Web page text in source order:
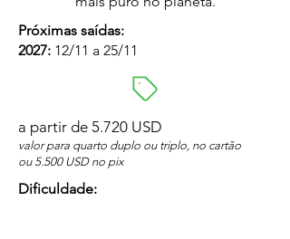
Próximas saídas:
2027: 12/11 a 25/11
a partir de 5.720 USD
valor para quarto duplo ou triplo, no cartão
ou 5.500 USD no pix
Dificuldade: